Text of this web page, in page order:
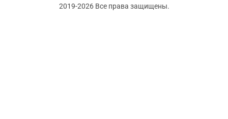
2019-2026 Все права защищены.